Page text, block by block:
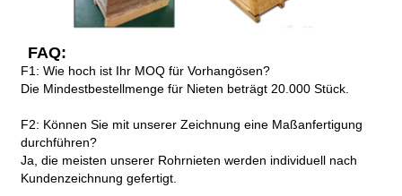
FAQ:
F1: Wie hoch ist Ihr MOQ für Vorhangösen?
Die Mindestbestellmenge für Nieten beträgt 20.000 Stück.
F2: Können Sie mit unserer Zeichnung eine Maßanfertigung
durchführen?
Ja, die meisten unserer Rohrnieten werden individuell nach
Kundenzeichnung gefertigt.